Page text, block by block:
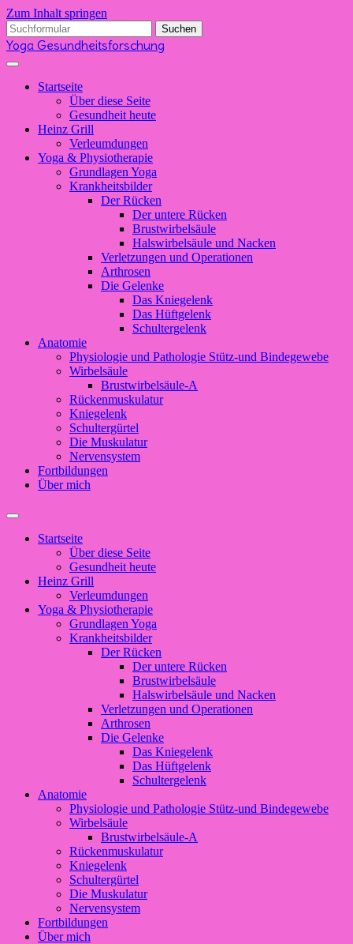
Zum Inhalt springen
Suchen
nach:
Yoga Gesundheitsforschung
Startseite
Über diese Seite
Gesundheit heute
Heinz Grill
Verleumdungen
Yoga & Physiotherapie
Grundlagen Yoga
Krankheitsbilder
Der Rücken
Der untere Rücken
Brustwirbelsäule
Halswirbelsäule und Nacken
Verletzungen und Operationen
Arthrosen
Die Gelenke
Das Kniegelenk
Das Hüftgelenk
Schultergelenk
Anatomie
Physiologie und Pathologie Stütz-und Bindegewebe
Wirbelsäule
Brustwirbelsäule-A
Rückenmuskulatur
Kniegelenk
Schultergürtel
Die Muskulatur
Nervensystem
Fortbildungen
Über mich
Suchfeld
ein-/ausblenden
Startseite
Über diese Seite
Gesundheit heute
Heinz Grill
Verleumdungen
Yoga & Physiotherapie
Grundlagen Yoga
Krankheitsbilder
Der Rücken
Der untere Rücken
Brustwirbelsäule
Halswirbelsäule und Nacken
Verletzungen und Operationen
Arthrosen
Die Gelenke
Das Kniegelenk
Das Hüftgelenk
Schultergelenk
Anatomie
Physiologie und Pathologie Stütz-und Bindegewebe
Wirbelsäule
Brustwirbelsäule-A
Rückenmuskulatur
Kniegelenk
Schultergürtel
Die Muskulatur
Nervensystem
Fortbildungen
Über mich